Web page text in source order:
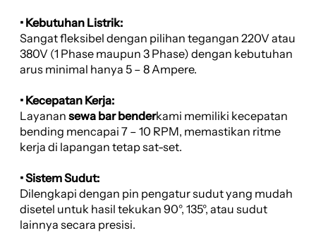
• Kebutuhan Listrik:
Sangat fleksibel dengan pilihan tegangan 220V atau
380V (1 Phase maupun 3 Phase) dengan kebutuhan
arus minimal hanya 5 – 8 Ampere.
• Kecepatan Kerja:
Layanan sewa bar benderkami memiliki kecepatan
bending mencapai 7 – 10 RPM, memastikan ritme
kerja di lapangan tetap sat-set.
• Sistem Sudut:
Dilengkapi dengan pin pengatur sudut yang mudah
disetel untuk hasil tekukan 90°, 135°, atau sudut
lainnya secara presisi.